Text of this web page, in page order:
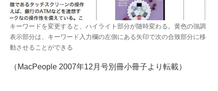
キーワードを変更すると、ハイライト部分が随時変わる。黄色の強調
表示部分は、キーワード入力欄の左側にある矢印で次の合致部分に移
動させることができる
（MacPeople 2007年12月号別冊小冊子より転載）